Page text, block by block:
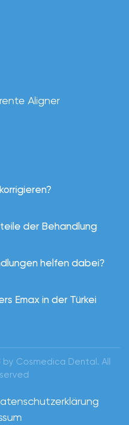
Aligner
der Behandlung
helfen dabei?
Emax in der Türkei
Cosmedica Dental. All